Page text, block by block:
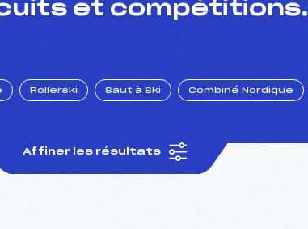
et compétitions.
Rollerski Saut à Ski Combiné Nordique
Affiner les résultats